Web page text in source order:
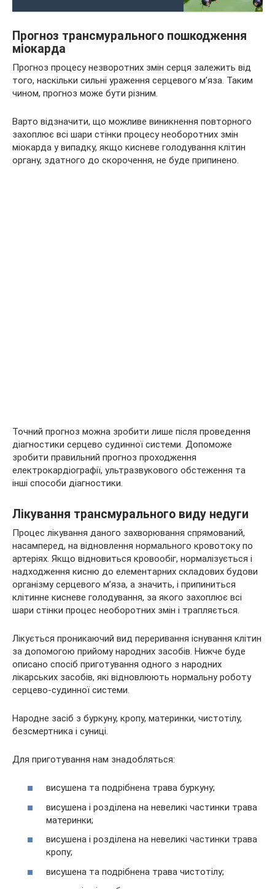
Прогноз трансмурального пошкодження
міокарда
Прогноз процесу незворотних змін серця залежить від
того, наскільки сильні ураження серцевого м’яза. Таким
чином, прогноз може бути різним.
Варто відзначити, що можливе виникнення повторного
захоплює всі шари стінки процесу необоротних змін
міокарда у випадку, якщо кисневе голодування клітин
органу, здатного до скорочення, не буде припинено.
Точний прогноз можна зробити лише після проведення
діагностики серцево судинної системи. Допоможе
зробити правильний прогноз проходження
електрокардіографії, ультразвукового обстеження та
інші способи діагностики.
Лікування трансмурального виду недуги
Процес лікування даного захворювання спрямований,
насамперед, на відновлення нормального кровотоку по
артеріях. Якщо відновиться кровообіг, нормалізується і
надходження кисню до елементарних складових будови
організму серцевого м’яза, а значить, і припиниться
клітинне кисневе голодування, за якого захоплює всі
шари стінки процес необоротних змін і трапляється.
Лікується проникаючий вид переривання існування клітин
за допомогою прийому народних засобів. Нижче буде
описано спосіб приготування одного з народних
лікарських засобів, які відновлюють нормальну роботу
серцево-судинної системи.
Народне засіб з буркуну, кропу, материнки, чистотілу,
безсмертника і суниці.
Для приготування нам знадобляться:
висушена та подрібнена трава буркуну;
висушена і розділена на невеликі частинки трава
материнки;
висушена і розділена на невеликі частинки трава
кропу;
висушена та подрібнена трава чистотілу;